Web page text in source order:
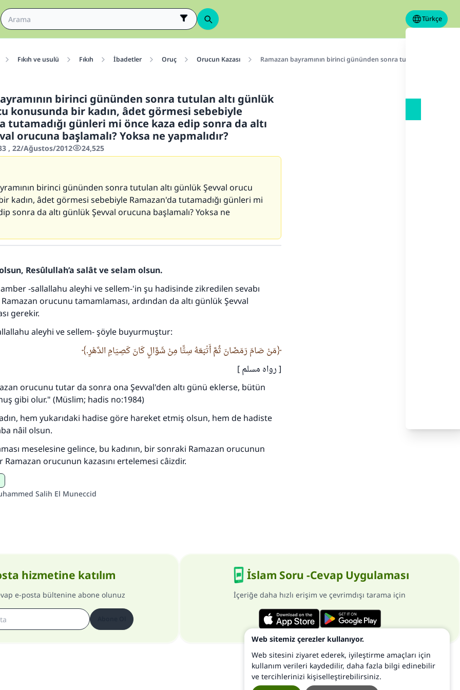
Türkçe
Fıkıh ve usulü Fıkıh İbadetler Oruç Orucun Kazası Ramazan bayramının birinci gününden sonra tutulan altı günlük
birinci gününden sonra tutulan altı günlük
konusunda bir kadın, âdet görmesi sebebiyle
tutamadığı günleri mi önce kaza edip sonra da altı
orucuna başlamalı? Yoksa ne yapmalıdır?
, 22/Ağustos/2012 24,525
birinci gününden sonra tutulan altı günlük Şevval orucu
kadın, âdet görmesi sebebiyle Ramazan'da tutamadığı günleri mi
sonra da altı günlük Şevval orucuna başlamalı? Yoksa ne
Resûlullah’a salât ve selam olsun.
-sallallahu aleyhi ve sellem-'in şu hadisinde zikredilen sevabı
Ramazan orucunu tamamlaması, ardından da altı günlük Şevval
gerekir.
aleyhi ve sellem- şöyle buyurmuştur:
مَنْ صَامَ رَمَضَانَ ثُمَّ أَتْبَعَهُ سِتًّا مِنْ شَوَّالٍ كَانَ كَصِيَامِ الدَّهْرِ.
[ رواه مسلم ]
orucunu tutar da sonra ona Şevval'den altı günü eklerse, bütün
gibi olur." (Müslim; hadis no:1984)
hem yukarıdaki hadise göre hareket etmiş olsun, hem de hadiste
nâil olsun.
meselesine gelince, bu kadının, bir sonraki Ramazan orucunun
Ramazan orucunun kazasını ertelemesi câizdir.
Salih El Muneccid
hizmetine katılım
e-posta bültenine abone olunuz
İslam Soru -Cevap Uygulaması
İçeriğe daha hızlı erişim ve çevrimdışı tarama için
110845 Nolu Cevap, bir evliliği kurtardı.
kim bir hayra yol gösterirse , hayrı yapan kişinin sevabı kadar
(MUSLIM 1893)
Şimdi katkı yapın!
Web sitemiz çerezler kullanıyor.
Web sitesini ziyaret ederek, iyileştirme amaçları için
kullanım verileri kaydedilir, daha fazla bilgi edinebilir
ve tercihlerinizi kişiselleştirebilirsiniz.